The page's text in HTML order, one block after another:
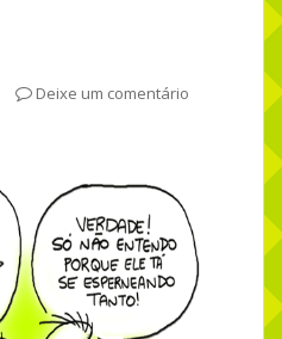
Deixe um comentário